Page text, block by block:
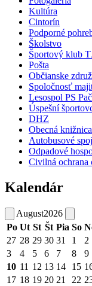
Kultúra
Cintorín
Podporné
Školstvo
Športový klub
Pošta
Občianske
Spoločnosť
Lesospol PS
Úspešní
DHZ
Obecná knižnica
Autobusové
Odpadové
Civilná ochrana
Kalendár
August2026
Po Ut St Št Pia So
27 28 29 30 31 1
2
3
4 5 6 7 8
9
10 11 12 13 14 15
17 18 19 20 21 22